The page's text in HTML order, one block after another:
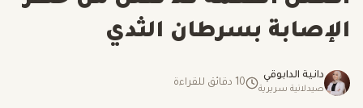
الإصابة بسرطان الثدي
دانية الدابوقي
صيدلانية سريرية
10 دقائق للقراءة